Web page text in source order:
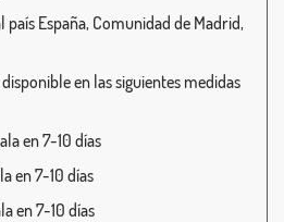
España, Comunidad de Madrid,
en las siguientes medidas
en 7-10 días
en 7-10 días
en 7-10 días